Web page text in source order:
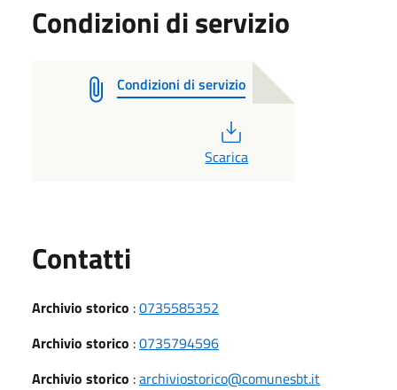
Condizioni di servizio
Condizioni di servizio
Scarica
Contatti
Archivio storico :0735585352
Archivio storico :0735794596
Archivio storico :archiviostorico@comunesbt.it